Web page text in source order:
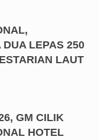
LEPAS 250
LAUT
GM CILIK
HOTEL